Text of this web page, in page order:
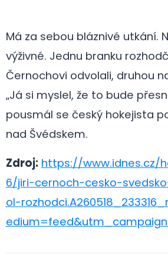
Má za sebou bláznivé utkání.
výživné. Jednu branku
Černochovi odvolali, druhou
„Já si myslel, že to bude
pousmál se český hokejista
nad Švédskem.
Zdroj: https://www.idnes.cz/
6/jiri-cernoch-cesko-
ol-